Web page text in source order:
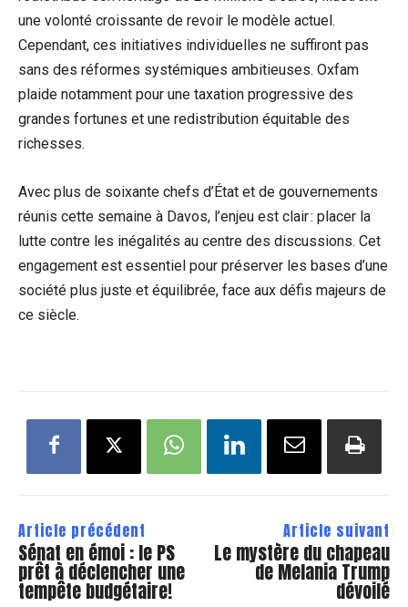
une volonté croissante de revoir le modèle actuel.
Cependant, ces initiatives individuelles ne suffiront pas
sans des réformes systémiques ambitieuses. Oxfam
plaide notamment pour une taxation progressive des
grandes fortunes et une redistribution équitable des
richesses.
Avec plus de soixante chefs d’État et de gouvernements
réunis cette semaine à Davos, l’enjeu est clair : placer la
lutte contre les inégalités au centre des discussions. Cet
engagement est essentiel pour préserver les bases d’une
société plus juste et équilibrée, face aux défis majeurs de
ce siècle.
Article précédent
Sénat en émoi : le PS
prêt à déclencher une
tempête budgétaire!
Article suivant
Le mystère du chapeau
de Melania Trump
dévoilé